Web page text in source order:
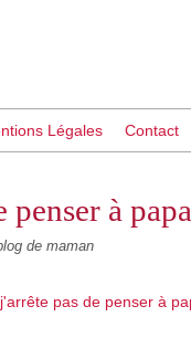
Légales Contact
à papa
de maman